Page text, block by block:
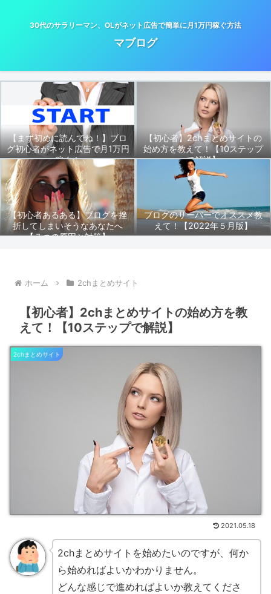
30代のサラリーマン、OLがネット広告で簡単に月1万円稼ぐ方法
マブログ
【まず初めに読んでね！】ブロ
グ初心者がネット広告で月1万円
稼ぐ！
【初心者】2chまとめサイトの
始め方を教えて！【10ステップ
で解説】
【初心者あるある】ブログを挫
折してしまいそうなあなたへ
【７つの原因と対策】
ブログのサーバーでオススメ教
えて！【2022年５月版】
ホーム 2chまとめサイト
【初心者】2chまとめサイトの始め方を教
えて！【10ステップで解説】
2chまとめサイト
2021.05.18
2chまとめサイトを始めたいのですが、何か
ら始めればよいかわかりません。
どんな感じで進めればよいか教えてくださ